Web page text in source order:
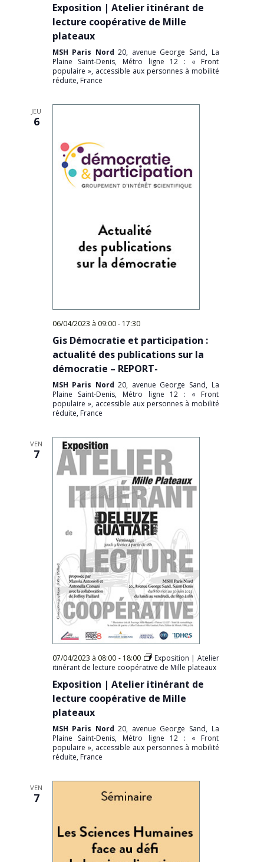
Exposition | Atelier itinérant de
lecture coopérative de Mille
plateaux
MSH Paris Nord20, avenue George Sand, La
Plaine Saint-Denis, Métro ligne 12 : « Front
populaire », accessible aux personnes à mobilité
réduite, France
JEU
6
06/04/2023 à 09:00- 17:30
Gis Démocratie et participation :
actualité des publications sur la
démocratie – REPORT-
MSH Paris Nord20, avenue George Sand, La
Plaine Saint-Denis, Métro ligne 12 : « Front
populaire », accessible aux personnes à mobilité
réduite, France
VEN
7
07/04/2023 à 08:00 - 18:00
Exposition | Atelier
itinérant de lecture coopérative de Mille plateaux
Exposition | Atelier itinérant de
lecture coopérative de Mille
plateaux
MSH Paris Nord20, avenue George Sand, La
Plaine Saint-Denis, Métro ligne 12 : « Front
populaire », accessible aux personnes à mobilité
réduite, France
VEN
7